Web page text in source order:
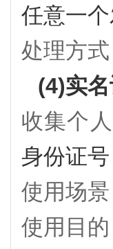
任意一
处理方式
(4)实
收集个
身份证
使用场景
使用目的